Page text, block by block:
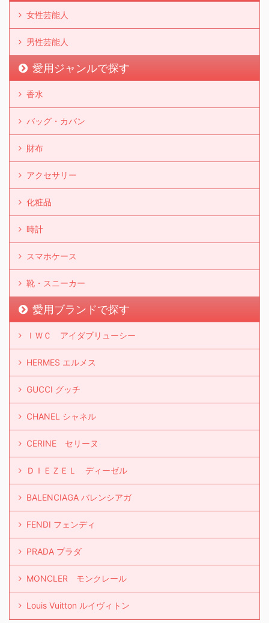
女性芸能人
男性芸能人
愛用ジャンルで探す
香水
バッグ・カバン
財布
アクセサリー
化粧品
時計
スマホケース
靴・スニーカー
愛用ブランドで探す
ＩＷＣ アイダブリューシー
HERMES エルメス
GUCCI グッチ
CHANEL シャネル
CERINE セリーヌ
ＤＩＥＺＥＬ ディーゼル
BALENCIAGA バレンシアガ
FENDI フェンディ
PRADA プラダ
MONCLER モンクレール
Louis Vuitton ルイヴィトン